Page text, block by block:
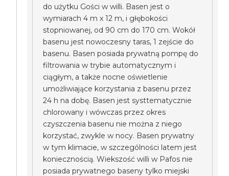
do użytku Gości w willi. Basen jest o
wymiarach 4 m x 12 m, i głębokości
stopniowanej, od 90 cm do 170 cm. Wokół
basenu jest nowoczesny taras, 1 zejście do
basenu. Basen posiada prywatną pompę do
filtrowania w trybie automatycznym i
ciągłym, a także nocne oświetlenie
umożliwiające korzystania z basenu przez
24 h na dobę. Basen jest systtematycznie
chlorowany i wówczas przez okres
czyszczenia basenu nie można z niego
korzystać, zwykle w nocy. Basen prywatny
w tym klimacie, w szczególności latem jest
koniecznością. Wiekszość willi w Pafos nie
posiada prywatnego baseny tylko miejski